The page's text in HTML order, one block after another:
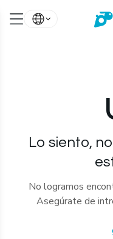
Lo siento,
No logramos
Asegúrate de